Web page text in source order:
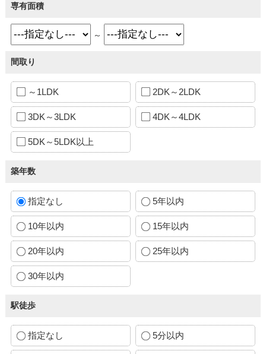
専有面積
～
間取り
～1LDK 2DK～2LDK
3DK～3LDK 4DK～4LDK
5DK～5LDK以上
築年数
指定なし 5年以内
10年以内 15年以内
20年以内 25年以内
30年以内
駅徒歩
指定なし 5分以内